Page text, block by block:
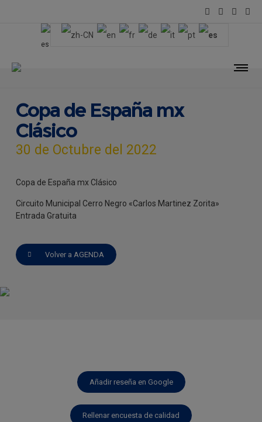
Copa de España mx
Clásico
30 de Octubre del 2022
Copa de España mx Clásico
Circuito Municipal Cerro Negro «Carlos Martinez Zorita»
Entrada Gratuita
Volver a AGENDA
Añadir reseña en Google
Rellenar encuesta de calidad